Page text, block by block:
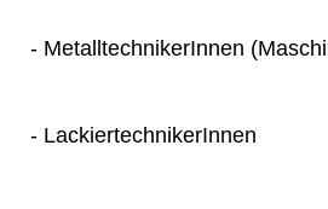
- MetalltechnikerInnen
- LackiertechnikerInnen